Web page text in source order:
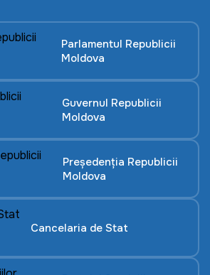
Parlamentul Republicii
Moldova
Guvernul Republicii
Moldova
Președenția Republicii
Moldova
Cancelaria de Stat